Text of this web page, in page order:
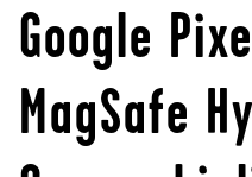
Google
MagSafe